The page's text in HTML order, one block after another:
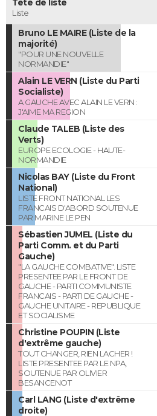
Liste
Bruno LE MAIRE (Liste de la
majorité)
"POUR UNE NOUVELLE
NORMANDIE"
Alain LE VERN (Liste du Parti
Socialiste)
A GAUCHE AVEC ALAIN LE VERN :
J'AIME MA REGION
Claude TALEB (Liste des
Verts)
EUROPE ECOLOGIE - HAUTE-
NORMANDIE
Nicolas BAY (Liste du Front
National)
LISTE FRONT NATIONAL LES
FRANCAIS D'ABORD SOUTENUE
PAR MARINE LE PEN
Sébastien JUMEL (Liste du
Parti Comm. et du Parti
Gauche)
"LA GAUCHE COMBATIVE". LISTE
PRESENTEE PAR LE FRONT DE
GAUCHE - PARTI COMMUNISTE
FRANCAIS - PARTI DE GAUCHE -
GAUCHE UNITAIRE - REPUBLIQUE
ET SOCIALISME
Christine POUPIN (Liste
d'extrême gauche)
TOUT CHANGER, RIEN LACHER !
LISTE PRESENTEE PAR LE NPA,
SOUTENUE PAR OLIVIER
BESANCENOT
Carl LANG (Liste d'extrême
droite)